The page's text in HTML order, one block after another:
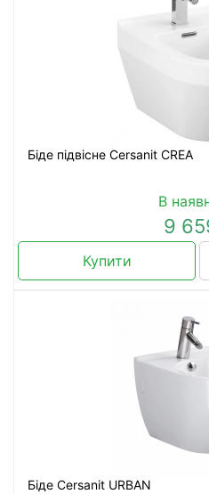
Біде підвісне Cersanit CREA
В
9
Купити
Біде Cersanit URBAN